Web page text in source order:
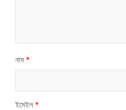
নাম *
ইমেইল *